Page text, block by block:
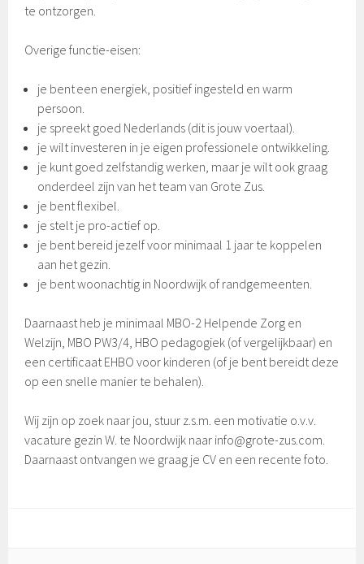
te ontzorgen.
Overige functie-eisen:
je bent een energiek, positief ingesteld en warm
persoon.
je spreekt goed Nederlands (dit is jouw voertaal).
je wilt investeren in je eigen professionele ontwikkeling.
je kunt goed zelfstandig werken, maar je wilt ook graag
onderdeel zijn van het team van Grote Zus.
je bent flexibel.
je stelt je pro-actief op.
je bent bereid jezelf voor minimaal 1 jaar te koppelen
aan het gezin.
je bent woonachtig in Noordwijk of randgemeenten.
Daarnaast heb je minimaal MBO-2 Helpende Zorg en
Welzijn, MBO PW3/4, HBO pedagogiek (of vergelijkbaar) en
een certificaat EHBO voor kinderen (of je bent bereidt deze
op een snelle manier te behalen).
Wij zijn op zoek naar jou, stuur z.s.m. een motivatie o.v.v.
vacature gezin W. te Noordwijk naar info@grote-zus.com.
Daarnaast ontvangen we graag je CV en een recente foto.